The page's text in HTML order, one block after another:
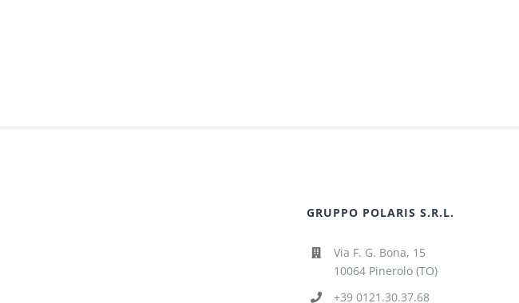
GRUPPO POLARIS S.R.L.
Via F. G. Bona, 15
10064 Pinerolo (TO)
+39 0121.30.37.68